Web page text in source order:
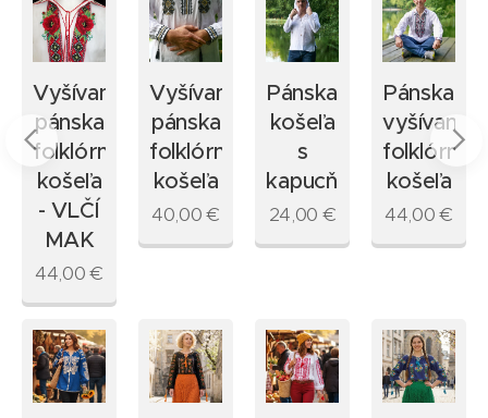
Vyšívaná
pánska
folklórna
košeľa
- VLČÍ
MAK
44,00€
Vyšívaná
pánska
folklórna
košeľa
40,00€
Pánska
košeľa
s
kapucňou
24,00 €
Pánska
vyšívaná
folklórna
košeľa
44,00€